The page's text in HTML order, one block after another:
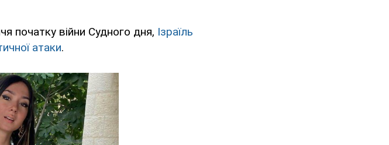
початку війни Судного дня, Ізраїль
атаки.